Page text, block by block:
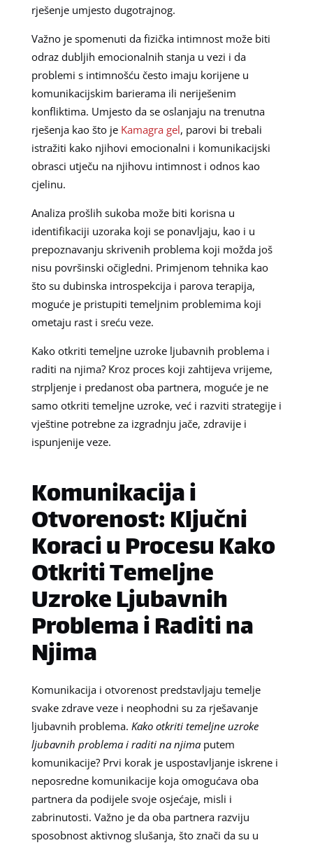
rješenje umjesto dugotrajnog.
Važno je spomenuti da fizička intimnost može biti
odraz dubljih emocionalnih stanja u vezi i da
problemi s intimnošću često imaju korijene u
komunikacijskim barierama ili neriješenim
konfliktima. Umjesto da se oslanjaju na trenutna
rješenja kao što je Kamagra gel, parovi bi trebali
istražiti kako njihovi emocionalni i komunikacijski
obrasci utječu na njihovu intimnost i odnos kao
cjelinu.
Analiza prošlih sukoba može biti korisna u
identifikaciji uzoraka koji se ponavljaju, kao i u
prepoznavanju skrivenih problema koji možda još
nisu površinski očigledni. Primjenom tehnika kao
što su dubinska introspekcija i parova terapija,
moguće je pristupiti temeljnim problemima koji
ometaju rast i sreću veze.
Kako otkriti temeljne uzroke ljubavnih problema i
raditi na njima? Kroz proces koji zahtijeva vrijeme,
strpljenje i predanost oba partnera, moguće je ne
samo otkriti temeljne uzroke, već i razviti strategije i
vještine potrebne za izgradnju jače, zdravije i
ispunjenije veze.
Komunikacija i
Otvorenost: Ključni
Koraci u Procesu Kako
Otkriti Temeljne
Uzroke Ljubavnih
Problema i Raditi na
Njima
Komunikacija i otvorenost predstavljaju temelje
svake zdrave veze i neophodni su za rješavanje
ljubavnih problema. Kako otkriti temeljne uzroke
ljubavnih problema i raditi na njimaputem
komunikacije? Prvi korak je uspostavljanje iskrene i
neposredne komunikacije koja omogućava oba
partnera da podijele svoje osjećaje, misli i
zabrinutosti. Važno je da oba partnera razviju
sposobnost aktivnog slušanja, što znači da su u